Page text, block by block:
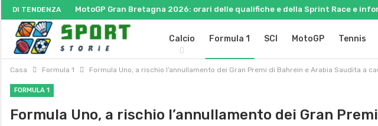
DI TENDENZA MotoGP Gran Bretagna 2026: orari delle qualifiche e della Sprint Race e
Calcio Formula 1 SCI MotoGP Tennis
Casa Formula 1 Formula Uno, a rischio l’annullamento dei Gran Premi di Bahrein e Arabia Saudita a
FORMULA 1
Formula Uno, a rischio l’annullamento dei Gran